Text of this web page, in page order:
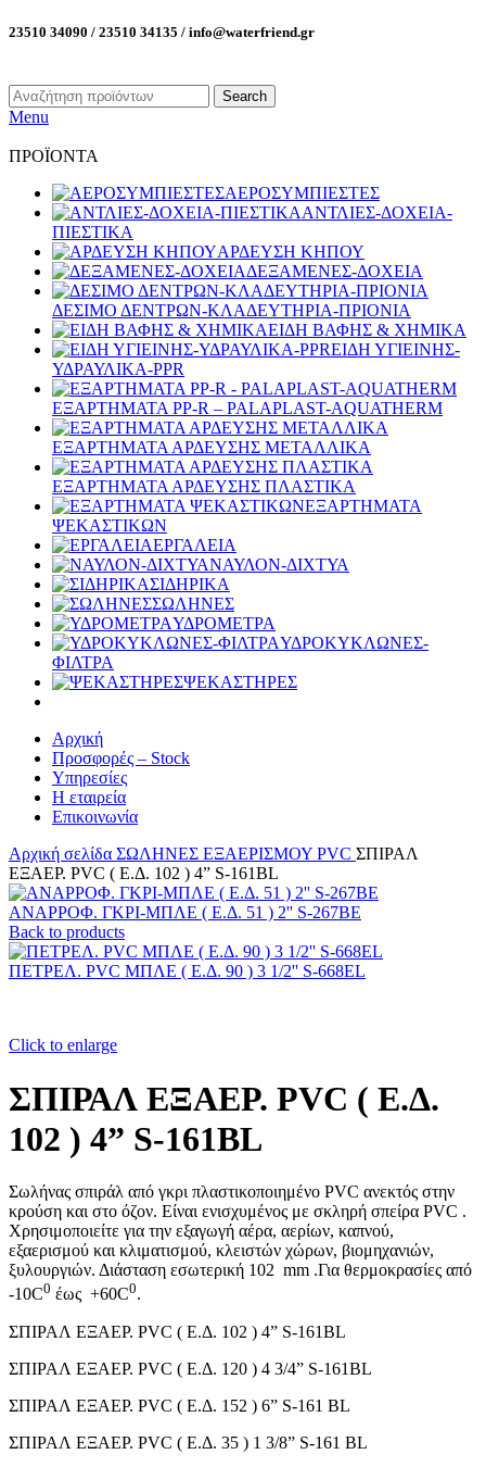
23510 34090 / 23510 34135 / info@waterfriend.gr
Search
Menu
ΠΡΟΪΟΝΤΑ
ΑΕΡΟΣΥΜΠΙΕΣΤΕΣ
ΑΝΤΛΙΕΣ-ΔΟΧΕΙΑ-
ΠΙΕΣΤΙΚΑ
ΑΡΔΕΥΣΗ ΚΗΠΟΥ
ΔΕΞΑΜΕΝΕΣ-ΔΟΧΕΙΑ
ΔΕΣΙΜΟ ΔΕΝΤΡΩΝ-ΚΛΑΔΕΥΤΗΡΙΑ-ΠΡΙΟΝΙΑ
ΕΙΔΗ ΒΑΦΗΣ & ΧΗΜΙΚΑ
ΕΙΔΗ ΥΓΙΕΙΝΗΣ-
ΥΔΡΑΥΛΙΚΑ-PPR
ΕΞΑΡΤΗΜΑΤΑ PP-R – PALAPLAST-AQUATHERM
ΕΞΑΡΤΗΜΑΤΑ ΑΡΔΕΥΣΗΣ ΜΕΤΑΛΛΙΚΑ
ΕΞΑΡΤΗΜΑΤΑ ΑΡΔΕΥΣΗΣ ΠΛΑΣΤΙΚΑ
ΕΞΑΡΤΗΜΑΤΑ
ΨΕΚΑΣΤΙΚΩΝ
ΕΡΓΑΛΕΙΑ
ΝΑΥΛΟΝ-ΔΙΧΤΥΑ
ΣΙΔΗΡΙΚΑ
ΣΩΛΗΝΕΣ
ΥΔΡΟΜΕΤΡΑ
ΥΔΡΟΚΥΚΛΩΝΕΣ-
ΦΙΛΤΡΑ
ΨΕΚΑΣΤΗΡΕΣ
Αρχική
Προσφορές – Stock
Υπηρεσίες
Η εταιρεία
Επικοινωνία
Αρχική σελίδα ΣΩΛΗΝΕΣ ΕΞΑΕΡΙΣΜΟΥ PVC ΣΠΙΡΑΛ
ΕΞΑΕΡ. PVC ( Ε.Δ. 102 ) 4” S-161BL
ΑΝΑΡΡΟΦ. ΓΚΡΙ-ΜΠΛΕ ( Ε.Δ. 51 ) 2'' S-267BE
Back to products
ΠΕΤΡΕΛ. PVC ΜΠΛΕ ( Ε.Δ. 90 ) 3 1/2'' S-668EL
Click to enlarge
ΣΠΙΡΑΛ ΕΞΑΕΡ. PVC ( Ε.Δ.
102 ) 4” S-161BL
Σωλήνας σπιράλ από γκρι πλαστικοποιημένο PVC ανεκτός στην
κρούση και στο όζον. Είναι ενισχυμένος με σκληρή σπείρα PVC .
Χρησιμοποιείτε για την εξαγωγή αέρα, αερίων, καπνού,
εξαερισμού και κλιματισμού, κλειστών χώρων, βιομηχανιών,
ξυλουργιών. Διάσταση εσωτερική 102 mm .Για θερμοκρασίες από
-10C0 έως +60C0.
ΣΠΙΡΑΛ ΕΞΑΕΡ. PVC ( Ε.Δ. 102 ) 4” S-161BL
ΣΠΙΡΑΛ ΕΞΑΕΡ. PVC ( Ε.Δ. 120 ) 4 3/4” S-161BL
ΣΠΙΡΑΛ ΕΞΑΕΡ. PVC ( Ε.Δ. 152 ) 6” S-161 BL
ΣΠΙΡΑΛ ΕΞΑΕΡ. PVC ( Ε.Δ. 35 ) 1 3/8” S-161 BL